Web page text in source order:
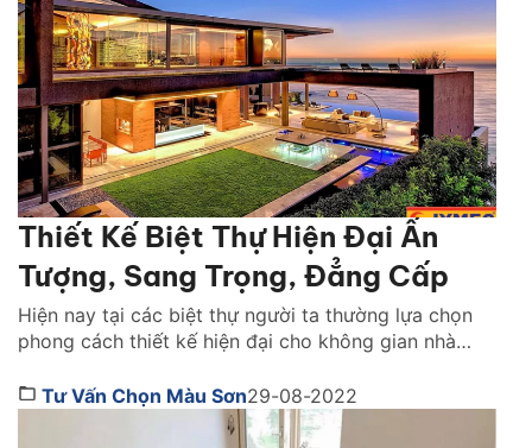
Thiết Kế Biệt Thự Hiện Đại Ấn
Tượng, Sang Trọng, Đẳng Cấp
Hiện nay tại các biệt thự người ta thường lựa chọn
phong cách thiết kế hiện đại cho không gian nhà
thứ tinh tế, mới mẻ. Dưới đây là bài viết về cách thiết
kế biệt thự hiện đại mà bạn cần biết. Hãy cùng […]
Tư Vấn Chọn Màu Sơn29-08-2022